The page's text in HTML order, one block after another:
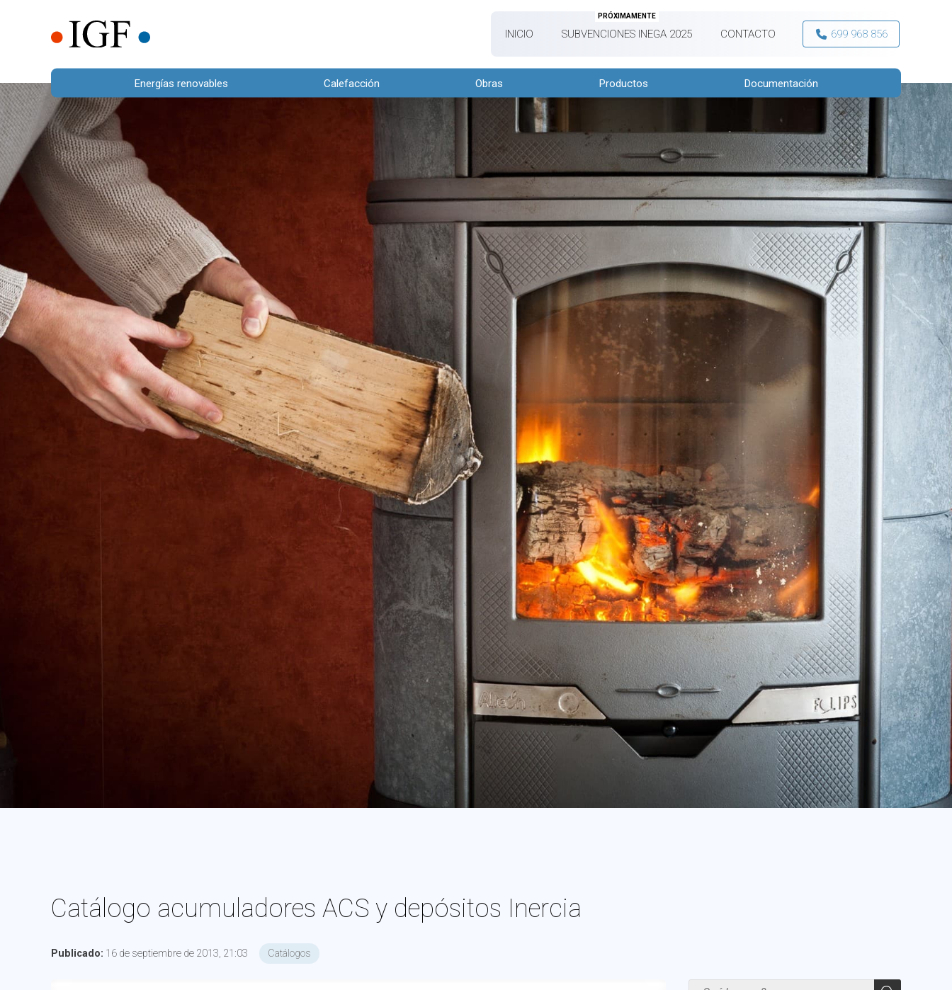
INICIO SUBVENCIONES INEGA 2025
PRÓXIMAMENTE
CONTACTO 699 968 856
Energías renovables Calefacción Obras Productos Documentación
Catálogo acumuladores ACS y depósitos Inercia
Publicado: 16 de septiembre de 2013, 21:03 Catálogos